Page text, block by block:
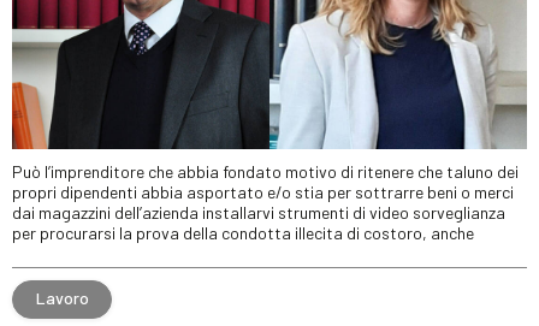
Può l’imprenditore che abbia fondato motivo di ritenere che taluno dei
propri dipendenti abbia asportato e/o stia per sottrarre beni o merci
dai magazzini dell’azienda installarvi strumenti di video sorveglianza
per procurarsi la prova della condotta illecita di costoro, anche
Lavoro